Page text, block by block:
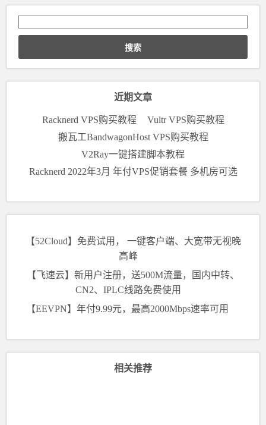
索：
近期文章
Racknerd VPS购买教程
Vultr VPS购买教程
搬瓦工BandwagonHost VPS购买教程
V2Ray一键搭建脚本教程
Racknerd 2022年3月 年付VPS促销套餐 多机房可选
【52Cloud】免费试用， 一键客户端、大宽带无视晚
高峰
【飞速云】新用户注册，送500M流量，国内中转、
CN2、IPLC线路免费使用
【EEVPN】年付9.99元，最高2000Mbps速率可用
相关推荐